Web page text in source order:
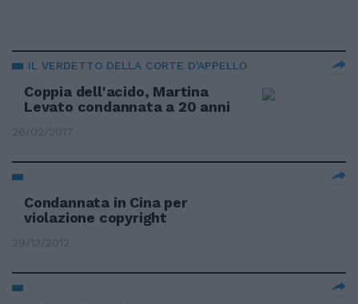
IL VERDETTO DELLA CORTE D'APPELLO
Coppia dell'acido, Martina
Levato condannata a 20 anni
26/02/2017
Condannata in Cina per
violazione copyright
29/12/2012